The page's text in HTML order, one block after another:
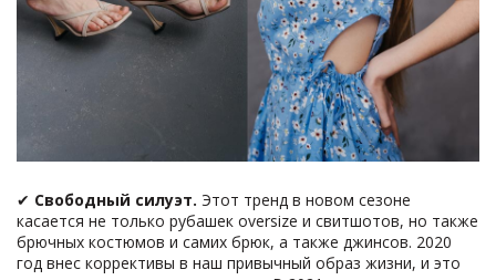
✔ Свободный силуэт. Этот тренд в новом сезоне
касается не только рубашек oversize и свитшотов, но также
брючных костюмов и самих брюк, а также джинсов. 2020
год внес коррективы в наш привычный образ жизни, и это